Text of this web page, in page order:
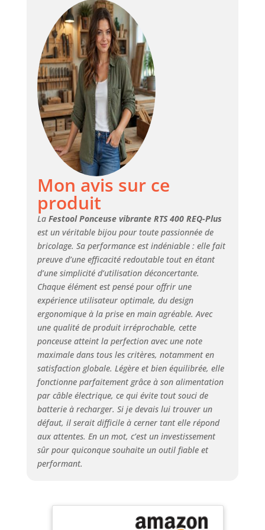
une utilisation
durable : sac de
collection Longlife
que se puede
vaciar y reutilizar,
fabricada en vellón
de poliéster
extraduradero
Avec un
démarrage jusqu'à
25 % supérieur : le
système de
électronique MMC
transfère la
W directement à la
surface de travail
Mon avis sur ce
produit
La Festool Ponceuse vibrante RTS 400 REQ-Plus
est un véritable bijou pour toute passionnée de
bricolage. Sa performance est indéniable : elle fait
preuve d’une efficacité redoutable tout en étant
d’une simplicité d’utilisation déconcertante.
Chaque élément est pensé pour offrir une
expérience utilisateur optimale, du design
ergonomique à la prise en main agréable. Avec
une qualité de produit irréprochable, cette
ponceuse atteint la perfection avec une note
maximale dans tous les critères, notamment en
satisfaction globale. Légère et bien équilibrée, elle
fonctionne parfaitement grâce à son alimentation
par câble électrique, ce qui évite tout souci de
batterie à recharger. Si je devais lui trouver un
défaut, il serait difficile à cerner tant elle répond
aux attentes. En un mot, c’est un investissement
sûr pour quiconque souhaite un outil fiable et
performant.